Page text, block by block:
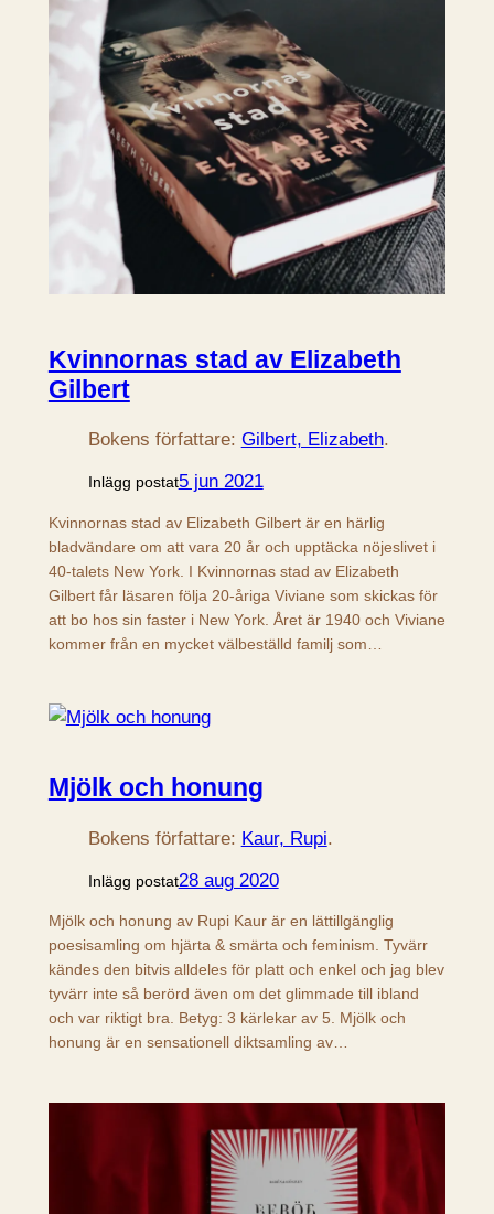
Kvinnornas stad av Elizabeth
Gilbert
Bokens författare: Gilbert, Elizabeth.
Inlägg postat5 jun 2021
Kvinnornas stad av Elizabeth Gilbert är en härlig
bladvändare om att vara 20 år och upptäcka nöjeslivet i
40-talets New York. I Kvinnornas stad av Elizabeth
Gilbert får läsaren följa 20-åriga Viviane som skickas för
att bo hos sin faster i New York. Året är 1940 och Viviane
kommer från en mycket välbeställd familj som…
Mjölk och honung
Bokens författare: Kaur, Rupi.
Inlägg postat28 aug 2020
Mjölk och honung av Rupi Kaur är en lättillgänglig
poesisamling om hjärta & smärta och feminism. Tyvärr
kändes den bitvis alldeles för platt och enkel och jag blev
tyvärr inte så berörd även om det glimmade till ibland
och var riktigt bra. Betyg: 3 kärlekar av 5. Mjölk och
honung är en sensationell diktsamling av…